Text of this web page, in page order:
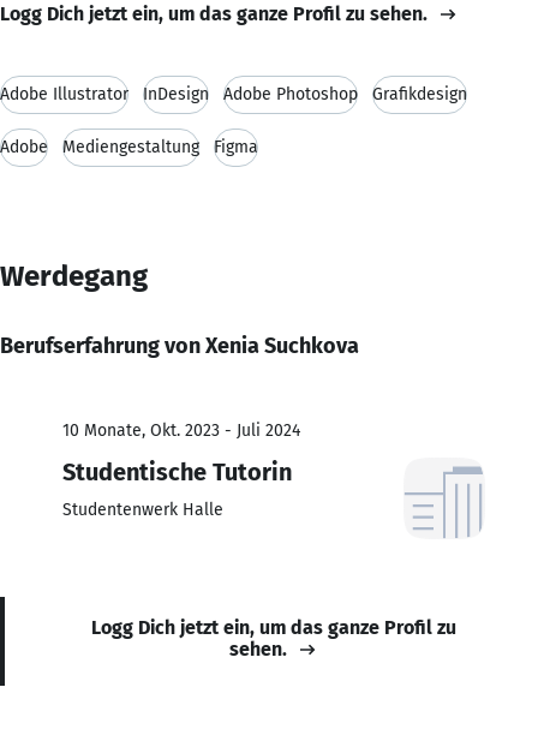
Logg Dich jetzt ein, um das ganze Profil zu sehen.
Adobe Illustrator InDesign Adobe Photoshop Grafikdesign
Adobe Mediengestaltung Figma
Werdegang
Berufserfahrung von Xenia Suchkova
10 Monate, Okt. 2023 - Juli 2024
Studentische Tutorin
Studentenwerk Halle
Logg Dich jetzt ein, um das ganze Profil zu
sehen.